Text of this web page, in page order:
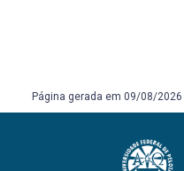
Página gerada em 09/08/